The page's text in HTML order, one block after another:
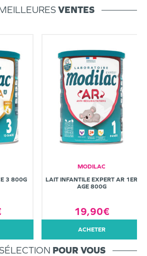
VENTES
3 800G
MODILAC
LAIT INFANTILE EXPERT AR 1ER
AGE 800G
19,90€
ACHETER
POUR VOUS